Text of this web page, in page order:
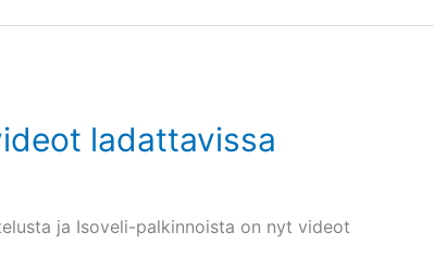
ladattavissa
ja Isoveli-palkinnoista on nyt videot